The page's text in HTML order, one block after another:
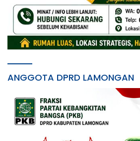
ANGGOTA DPRD LAMONGAN